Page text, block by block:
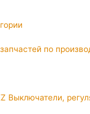
по
Выключатели,